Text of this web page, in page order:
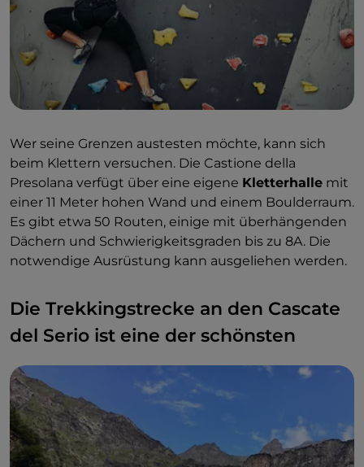
Wer seine Grenzen austesten möchte, kann sich
beim Klettern versuchen. Die Castione della
Presolana verfügt über eine eigene Kletterhalle mit
einer 11 Meter hohen Wand und einem Boulderraum.
Es gibt etwa 50 Routen, einige mit überhängenden
Dächern und Schwierigkeitsgraden bis zu 8A. Die
notwendige Ausrüstung kann ausgeliehen werden.
Die Trekkingstrecke an den Cascate
del Serio ist eine der schönsten